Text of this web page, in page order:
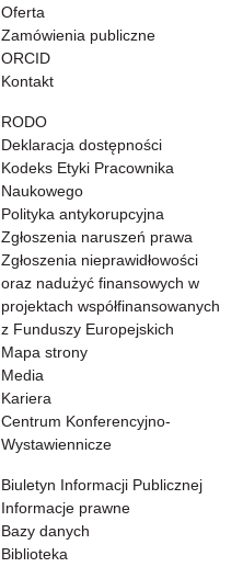
Oferta
Zamówienia publiczne
ORCID
Kontakt
RODO
Deklaracja dostępności
Kodeks Etyki Pracownika
Naukowego
Polityka antykorupcyjna
Zgłoszenia naruszeń prawa
Zgłoszenia nieprawidłowości
oraz nadużyć finansowych w
projektach współfinansowanych
z Funduszy Europejskich
Mapa strony
Media
Kariera
Centrum Konferencyjno-
Wystawiennicze
Biuletyn Informacji Publicznej
Informacje prawne
Bazy danych
Biblioteka